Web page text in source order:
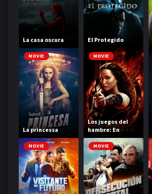
La casa oscura El Protegido
MOVIE
La princessa
MOVIE
Los juegos del
hambre: En
llamas
MOVIE MOVIE